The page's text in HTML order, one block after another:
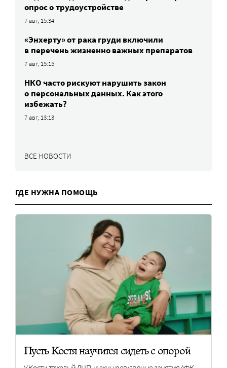
опрос о трудоустройстве
7 авг, 15:34
«Энхерту» от рака груди включили
в перечень жизненно важных препаратов
7 авг, 15:15
НКО часто рискуют нарушить закон
о персональных данных. Как этого
избежать?
7 авг, 13:13
ВСЕ НОВОСТИ
ГДЕ НУЖНА ПОМОЩЬ
Пусть Костя научится сидеть с опорой